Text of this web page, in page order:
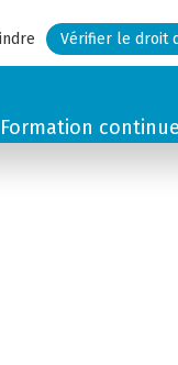
Vérifier le droit
Formation continue